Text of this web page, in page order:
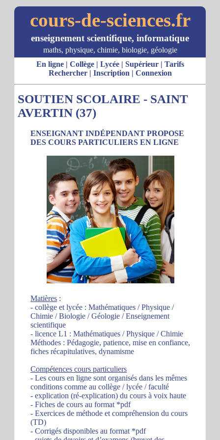
cours-de-sciences.fr
enseignement scientifique, informatique
maths, physique, chimie, biologie, géologie
En ligne| Collège| Lycée| Supérieur| Tarifs
Rechercher| Inscription | Connexion
SOUTIEN SCOLAIRE - SAINT
AVERTIN (37)
ENSEIGNANT INDÉPENDANT PROPOSE
DES COURS PARTICULIERS EN LIGNE
Matières :
- collège et lycée : Mathématiques / Physique /
Chimie / Biologie / Géologie / Enseignement
scientifique
- licence L1 : Mathématiques / Physique / Chimie
Méthodes : Pédagogie, patience, mise en confiance,
fiches récapitulatives, dynamisme
Compétences cours particuliers
- Les cours en ligne sont organisés dans les mêmes
conditions comme au collège / lycée / faculté
- explication (ré-explication) du cours à voix haute
- Fiches de cours au format *pdf
- Exercices de méthode et compréhension du cours
(TD)
- Corrigés disponibles au format *pdf